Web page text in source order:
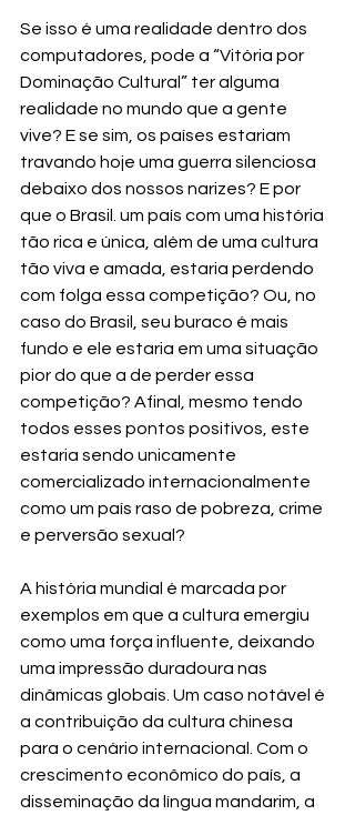
Se isso é uma realidade dentro dos
computadores, pode a “Vitória por
Dominação Cultural” ter alguma
realidade no mundo que a gente
vive? E se sim, os países estariam
travando hoje uma guerra silenciosa
debaixo dos nossos narizes? E por
que o Brasil. um país com uma história
tão rica e única, além de uma cultura
tão viva e amada, estaria perdendo
com folga essa competição? Ou, no
caso do Brasil, seu buraco é mais
fundo e ele estaria em uma situação
pior do que a de perder essa
competição? Afinal, mesmo tendo
todos esses pontos positivos, este
estaria sendo unicamente
comercializado internacionalmente
como um país raso de pobreza, crime
e perversão sexual?
A história mundial é marcada por
exemplos em que a cultura emergiu
como uma força influente, deixando
uma impressão duradoura nas
dinâmicas globais. Um caso notável é
a contribuição da cultura chinesa
para o cenário internacional. Com o
crescimento econômico do país, a
disseminação da língua mandarim, a